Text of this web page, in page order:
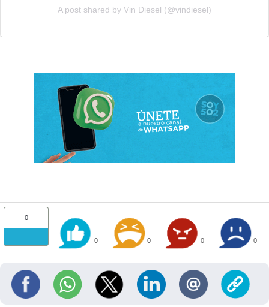
A post shared by Vin Diesel (@vindiesel)
0
0 0 0 0